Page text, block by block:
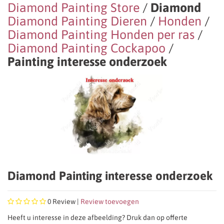
Diamond Painting Store /
Diamond Painting Dieren / Honden /
Diamond Painting Honden per ras /
Diamond Painting Cockapoo /
Diamond
Painting interesse onderzoek
Diamond Painting interesse onderzoek
0 Review | Review toevoegen
Heeft u interesse in deze afbeelding? Druk dan op offerte